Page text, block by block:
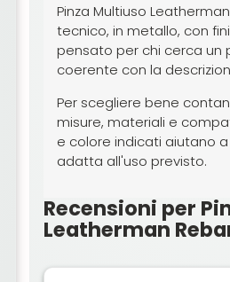
Pinza Multiuso
tecnico, in metallo, con
pensato per chi cerca
coerente con la
Per scegliere bene
misure, materiali e
e colore indicati aiutano
adatta all'uso previsto.
Recensioni per
Leatherman